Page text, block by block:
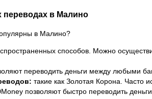
в Малино
в Малино?
способов. Можно
переводить деньги между любыми
такие как Золотая Корона. Часто
позволяют быстро переводить